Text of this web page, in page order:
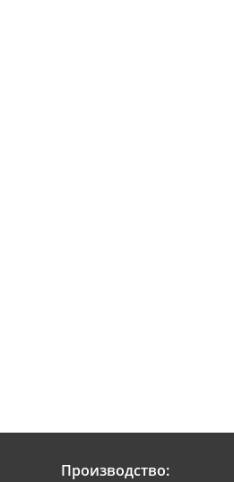
Производство: